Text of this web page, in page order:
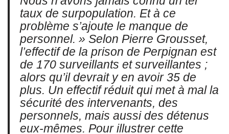
taux de surpopulation. Et à ce
problème s’ajoute le manque de
personnel. » Selon Pierre Grousset,
l’effectif de la prison de Perpignan est
de 170 surveillants et surveillantes ;
alors qu’il devrait y en avoir 35 de
plus. Un effectif réduit qui met à mal la
sécurité des intervenants, des
personnels, mais aussi des détenus
eux-mêmes. Pour illustrer cette